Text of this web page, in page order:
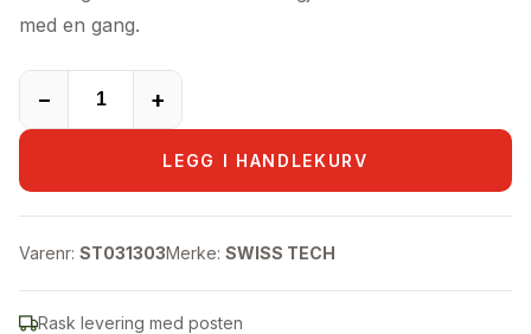
med en gang.
− +
LEGG I HANDLEKURV
Varenr: ST031303Merke: SWISS TECH
Rask levering med posten